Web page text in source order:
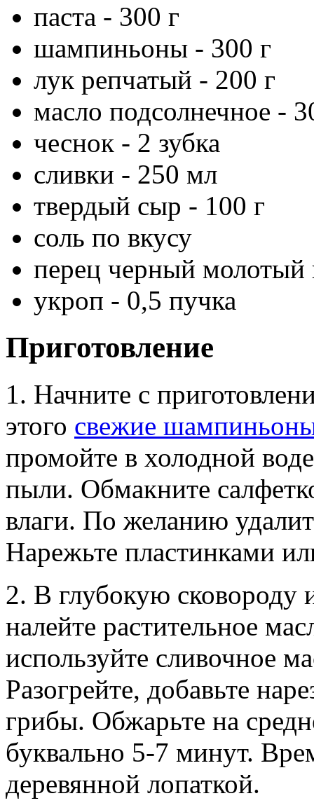
паста - 300 г
шампиньоны - 300 г
лук репчатый - 200 г
масло подсолнечное -
чеснок - 2 зубка
сливки - 250 мл
твердый сыр - 100 г
соль по вкусу
перец черный молотый
укроп - 0,5 пучка
Приготовление
1. Начните с
этого свежие
промойте в холодной
пыли. Обмакните
влаги. По желанию
Нарежьте пластинками
2. В глубокую сковороду
налейте растительное
используйте сливочное
Разогрейте, добавьте
грибы. Обжарьте на
буквально 5-7 минут.
деревянной лопаткой.